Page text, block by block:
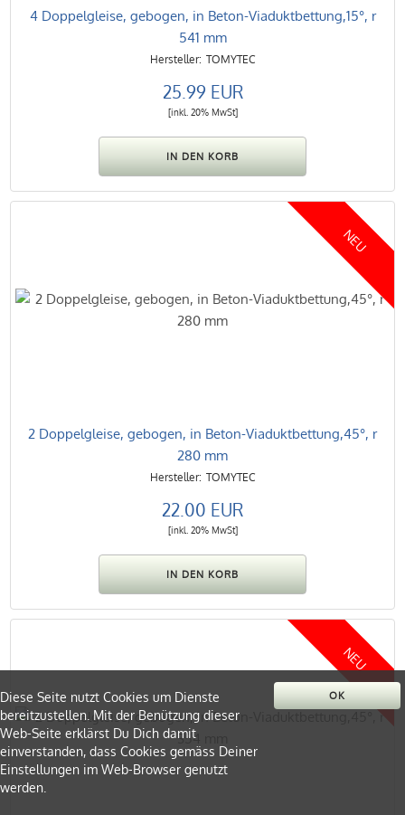
4 Doppelgleise, gebogen, in Beton-Viaduktbettung,15°, r
541 mm
TOMYTEC
25.99 EUR
[inkl. 20% MwSt]
NEU
2 Doppelgleise, gebogen, in Beton-Viaduktbettung,45°, r
280 mm
TOMYTEC
22.00 EUR
[inkl. 20% MwSt]
NEU
OK
Diese Seite nutzt Cookies um Dienste
bereitzustellen. Mit der Benützung dieser
Web-Seite erklärst Du Dich damit
einverstanden, dass Cookies gemäss Deiner
Einstellungen im Web-Browser genutzt
werden.